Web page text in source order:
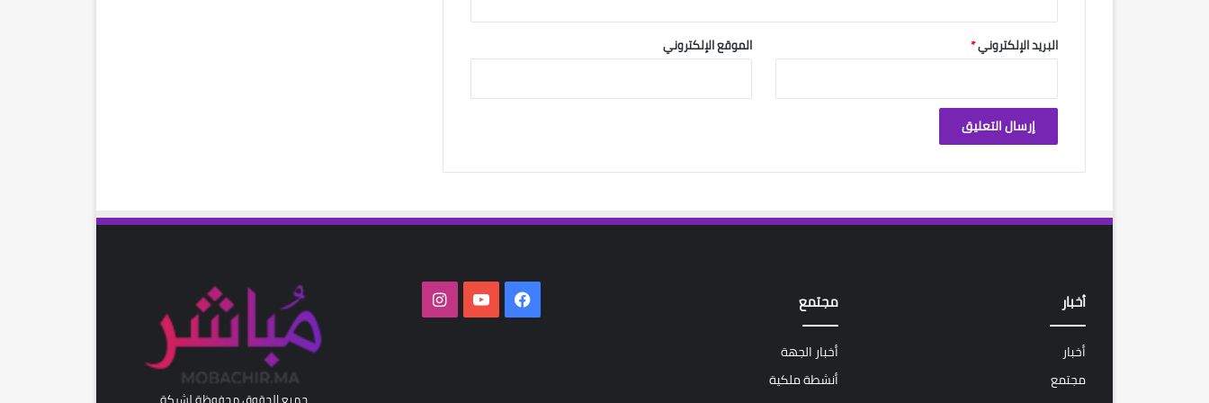
البريد الإلكتروني* الموقع الإلكتروني
أخبار
أخبار
مجتمع
مجتمع
أخبار الجهة
أنشطة ملكية
فيسبوك‫YouTubeانستقرام